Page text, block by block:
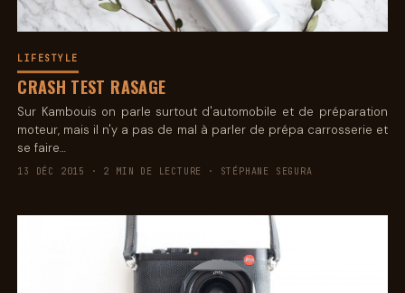
LIFESTYLE
CRASH TEST RASAGE
Sur Kambouis on parle surtout d'automobile et de préparation
moteur, mais il n'y a pas de mal à parler de prépa carrosserie et
se faire…
13 DÉC 2015 · 2 MIN DE LECTURE · STÉPHANE SEGURA